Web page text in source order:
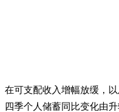
在可支配收入增幅放缓，
四季个人储蓄同比变化由